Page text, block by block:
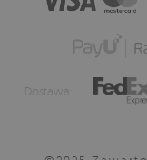
Dostawa: